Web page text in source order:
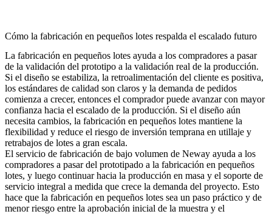
Cómo la fabricación en pequeños lotes respalda el escalado futuro
La fabricación en pequeños lotes ayuda a los compradores a pasar
de la validación del prototipo a la validación real de la producción.
Si el diseño se estabiliza, la retroalimentación del cliente es positiva,
los estándares de calidad son claros y la demanda de pedidos
comienza a crecer, entonces el comprador puede avanzar con mayor
confianza hacia el escalado de la producción. Si el diseño aún
necesita cambios, la fabricación en pequeños lotes mantiene la
flexibilidad y reduce el riesgo de inversión temprana en utillaje y
retrabajos de lotes a gran escala.
El servicio de fabricación de bajo volumen de Neway ayuda a los
compradores a pasar del prototipado a la fabricación en pequeños
lotes, y luego continuar hacia la producción en masa y el soporte de
servicio integral a medida que crece la demanda del proyecto. Esto
hace que la fabricación en pequeños lotes sea un paso práctico y de
menor riesgo entre la aprobación inicial de la muestra y el